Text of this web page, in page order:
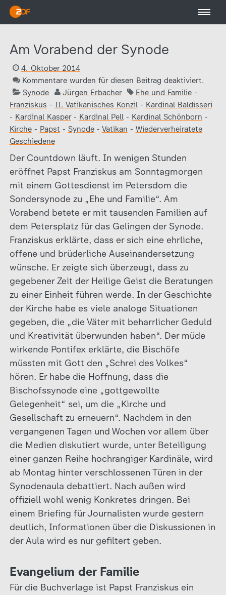
Am Vorabend der Synode
4. Oktober 2014
Kommentare wurden für diesen Beitrag deaktiviert.
Synode
Jürgen Erbacher Ehe und Familie-
Franziskus - II. Vatikanisches Konzil- Kardinal Baldisseri
- Kardinal Kasper- Kardinal Pell- Kardinal Schönborn -
Kirche- Papst - Synode- Vatikan - Wiederverheiratete
Geschiedene
Der Countdown läuft. In wenigen Stunden
eröffnet Papst Franziskus am Sonntagmorgen
mit einem Gottesdienst im Petersdom die
Sondersynode zu „Ehe und Familie“. Am
Vorabend betete er mit tausenden Familien auf
dem Petersplatz für das Gelingen der Synode.
Franziskus erklärte, dass er sich eine ehrliche,
offene und brüderliche Auseinandersetzung
wünsche. Er zeigte sich überzeugt, dass zu
gegebener Zeit der Heilige Geist die Beratungen
zu einer Einheit führen werde. In der Geschichte
der Kirche habe es viele analoge Situationen
gegeben, die „die Väter mit beharrlicher Geduld
und Kreativität überwunden haben“. Der müde
wirkende Pontifex erklärte, die Bischöfe
müssten mit Gott den „Schrei des Volkes“
hören. Er habe die Hoffnung, dass die
Bischofssynode eine „gottgewollte
Gelegenheit“ sei, um die „Kirche und
Gesellschaft zu erneuern“. Nachdem in den
vergangenen Tagen und Wochen vor allem über
die Medien diskutiert wurde, unter Beteiligung
einer ganzen Reihe hochrangiger Kardinäle, wird
ab Montag hinter verschlossenen Türen in der
Synodenaula debattiert. Nach außen wird
offiziell wohl wenig Konkretes dringen. Bei
einem Briefing für Journalisten wurde gestern
deutlich, Informationen über die Diskussionen in
der Aula wird es nur gefiltert geben.
Evangelium der Familie
Für die Buchverlage ist Papst Franziskus ein